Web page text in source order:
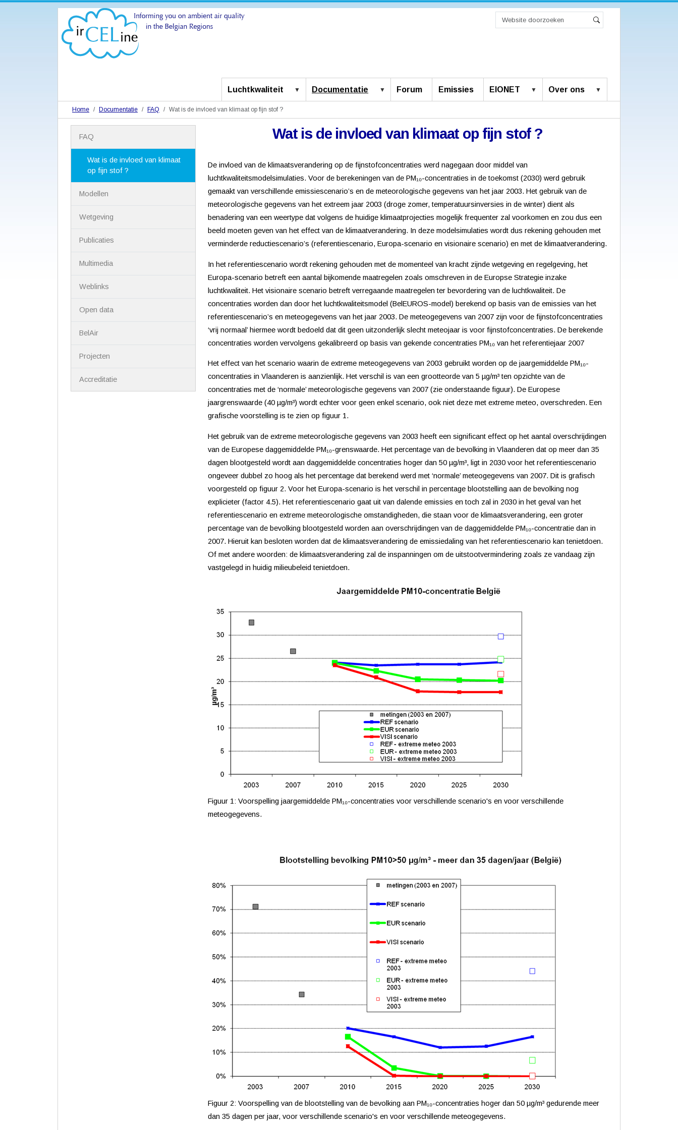
Luchtkwaliteit Documentatie Forum Emissies EIONET Over ons
Home Documentatie FAQ Wat is de invloed van klimaat op fijn stof ?
Wat is de invloed van klimaat op fijn stof ?
De invloed van de klimaatsverandering op de fijnstofconcentraties werd nagegaan door middel van
luchtkwaliteitsmodelsimulaties. Voor de berekeningen van de PM₁₀-concentraties in de toekomst (2030) werd gebruik
gemaakt van verschillende emissiescenario’s en de meteorologische gegevens van het jaar 2003. Het gebruik van de
meteorologische gegevens van het extreem jaar 2003 (droge zomer, temperatuursinversies in de winter) dient als
benadering van een weertype dat volgens de huidige klimaatprojecties mogelijk frequenter zal voorkomen en zou dus een
beeld moeten geven van het effect van de klimaatverandering. In deze modelsimulaties wordt dus rekening gehouden met
verminderde reductiescenario’s (referentiescenario, Europa-scenario en visionaire scenario) en met de klimaatverandering.
In het referentiescenario wordt rekening gehouden met de momenteel van kracht zijnde wetgeving en regelgeving, het
Europa-scenario betreft een aantal bijkomende maatregelen zoals omschreven in de Europse Strategie inzake
luchtkwaliteit. Het visionaire scenario betreft verregaande maatregelen ter bevordering van de luchtkwaliteit. De
concentraties worden dan door het luchtkwaliteitsmodel (BelEUROS-model) berekend op basis van de emissies van het
referentiescenario’s en meteogegevens van het jaar 2003. De meteogegevens van 2007 zijn voor de fijnstofconcentraties
‘vrij normaal’ hiermee wordt bedoeld dat dit geen uitzonderlijk slecht meteojaar is voor fijnstofconcentraties. De berekende
concentraties worden vervolgens gekalibreerd op basis van gekende concentraties PM₁₀ van het referentiejaar 2007
Het effect van het scenario waarin de extreme meteogegevens van 2003 gebruikt worden op de jaargemiddelde PM₁₀-
concentraties in Vlaanderen is aanzienlijk. Het verschil is van een grootteorde van 5 µg/m³ ten opzichte van de
concentraties met de ‘normale’ meteorologische gegevens van 2007 (zie onderstaande figuur). De Europese
jaargrenswaarde (40 µg/m³) wordt echter voor geen enkel scenario, ook niet deze met extreme meteo, overschreden. Een
grafische voorstelling is te zien op figuur 1.
Het gebruik van de extreme meteorologische gegevens van 2003 heeft een significant effect op het aantal overschrijdingen
van de Europese daggemiddelde PM₁₀-grenswaarde. Het percentage van de bevolking in Vlaanderen dat op meer dan 35
dagen blootgesteld wordt aan daggemiddelde concentraties hoger dan 50 µg/m³, ligt in 2030 voor het referentiescenario
ongeveer dubbel zo hoog als het percentage dat berekend werd met ‘normale’ meteogegevens van 2007. Dit is grafisch
voorgesteld op figuur 2. Voor het Europa-scenario is het verschil in percentage blootstelling aan de bevolking nog
explicieter (factor 4.5). Het referentiescenario gaat uit van dalende emissies en toch zal in 2030 in het geval van het
referentiescenario en extreme meteorologische omstandigheden, die staan voor de klimaatsverandering, een groter
percentage van de bevolking blootgesteld worden aan overschrijdingen van de daggemiddelde PM₁₀-concentratie dan in
2007. Hieruit kan besloten worden dat de klimaatsverandering de emissiedaling van het referentiescenario kan tenietdoen.
Of met andere woorden: de klimaatsverandering zal de inspanningen om de uitstootvermindering zoals ze vandaag zijn
vastgelegd in huidig milieubeleid tenietdoen.
Figuur 1: Voorspelling jaargemiddelde PM₁₀-concentraties voor verschillende scenario's en voor verschillende
meteogegevens.
Figuur 2: Voorspelling van de blootstelling van de bevolking aan PM₁₀-concentraties hoger dan 50 µg/m³ gedurende meer
dan 35 dagen per jaar, voor verschillende scenario's en voor verschillende meteogegevens.
v
FAQ
Wat is de invloed van klimaat
op fijn stof ?
Modellen
Wetgeving
Publicaties
Multimedia
Weblinks
Open data
BelAir
Projecten
Accreditatie